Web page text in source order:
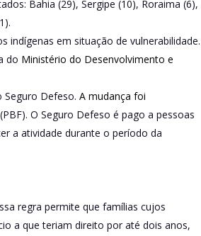
Bahia (29), Sergipe (10), Roraima (6),
indígenas em situação de vulnerabilidade.
do Ministério do Desenvolvimento e
Defeso. A mudança foi
O Seguro Defeso é pago a pessoas
a atividade durante o período da
regra permite que famílias cujos
a que teriam direito por até dois anos,